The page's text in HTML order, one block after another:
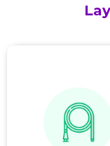
Tindakan pemasangan
selang berbahan
atau karet melalui